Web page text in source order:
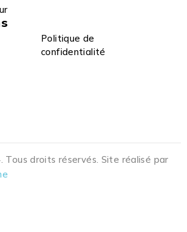
Politique de
confidentialité
Tous droits réservés. Site réalisé par